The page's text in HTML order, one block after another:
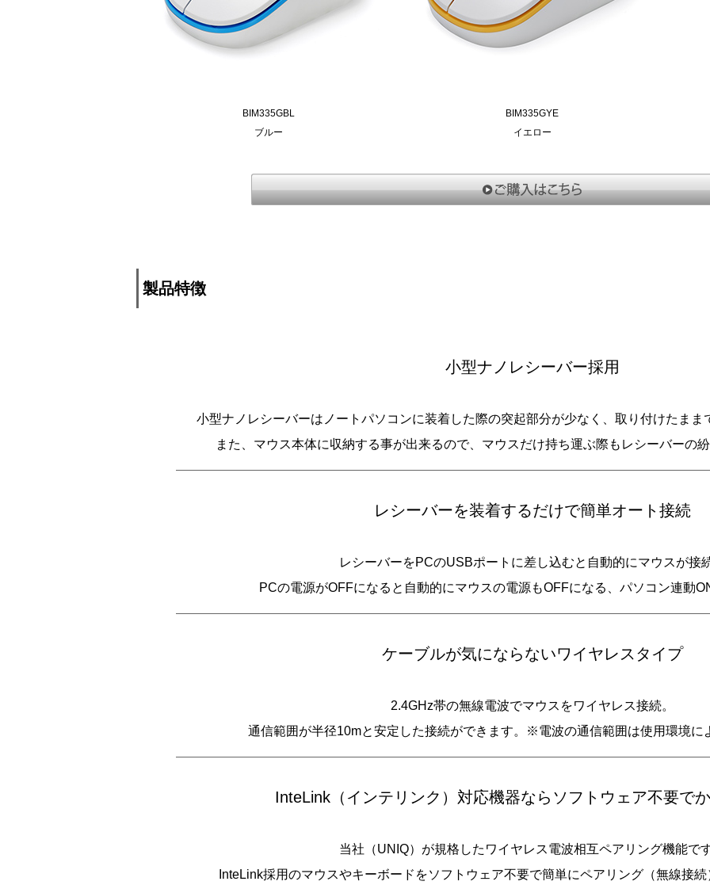
BIM335GBL
ブルー
BIM335GYE
イエロー
製品特徴
小型ナノレシーバー採用
小型ナノレシーバーはノートパソコンに装着した際の突起部分が少なく、取り付けたまま
また、マウス本体に収納する事が出来るので、マウスだけ持ち運ぶ際もレシーバーの
レシーバーを装着するだけで簡単オート接続
レシーバーをPCのUSBポートに差し込むと自動的にマウスが接
PCの電源がOFFになると自動的にマウスの電源もOFFになる、パソコン連動
ケーブルが気にならないワイヤレスタイプ
2.4GHz帯の無線電波でマウスをワイヤレス接続。
通信範囲が半径10mと安定した接続ができます。※電波の通信範囲は使用環境に
InteLink（インテリンク）対応機器ならソフトウェア不要で
当社（UNIQ）が規格したワイヤレス電波相互ペアリング機能で
InteLink採用のマウスやキーボードをソフトウェア不要で簡単にペアリング（無線接